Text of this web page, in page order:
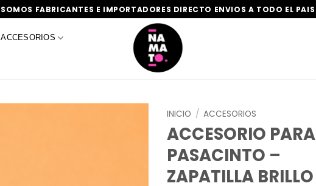
SOMOS FABRICANTES E IMPORTADORES DIRECTO ENVIOS A TODO EL PAIS
ACCESORIOS
INICIO / ACCESORIOS
ACCESORIO PARA
PASACINTO –
ZAPATILLA BRILLO